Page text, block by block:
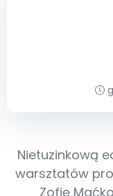
Nietuzinkową
warsztatów
Zofię